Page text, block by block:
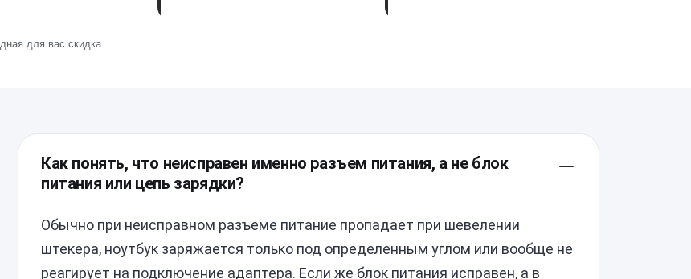
для вас скидка.
Как понять, что неисправен именно разъем питания, а не блок
питания или цепь зарядки?
Обычно при неисправном разъеме питание пропадает при шевелении
штекера, ноутбук заряжается только под определенным углом или вообще не
реагирует на подключение адаптера. Если же блок питания исправен, а в